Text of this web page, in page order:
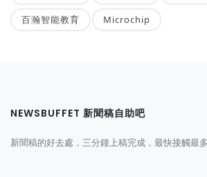
百瀚智能教育 Microchip
NEWSBUFFET 新聞稿自助吧
新聞稿的好去處，三分鐘上稿完成，最快接觸最